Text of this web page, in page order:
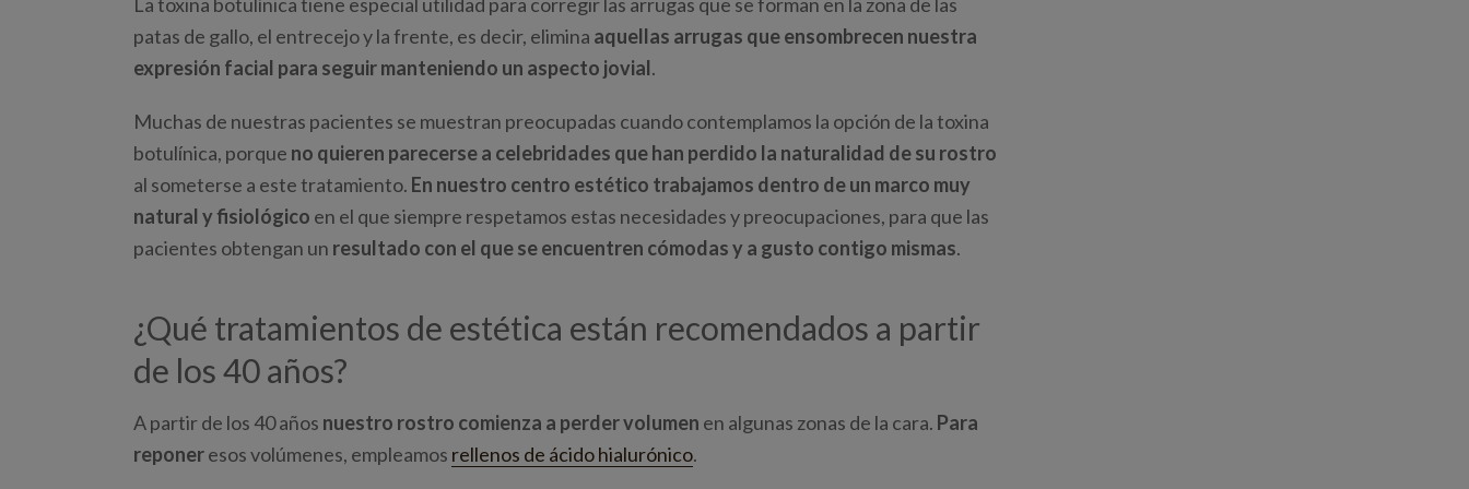
patas de gallo, el entrecejo y la frente, es decir, elimina aquellas arrugas que ensombrecen nuestra
expresión facial para seguir manteniendo un aspecto jovial.
Muchas de nuestras pacientes se muestran preocupadas cuando contemplamos la opción de la toxina
botulínica, porque no quieren parecerse a celebridades que han perdido la naturalidad de su rostro
al someterse a este tratamiento. En nuestro centro estético trabajamos dentro de un marco muy
natural y fisiológico en el que siempre respetamos estas necesidades y preocupaciones, para que las
pacientes obtengan un resultado con el que se encuentren cómodas y a gusto contigo mismas.
¿Qué tratamientos de estética están recomendados a partir
de los 40 años?
A partir de los 40 años nuestro rostro comienza a perder volumen en algunas zonas de la cara. Para
reponeresos volúmenes, empleamos rellenos de ácido hialurónico.